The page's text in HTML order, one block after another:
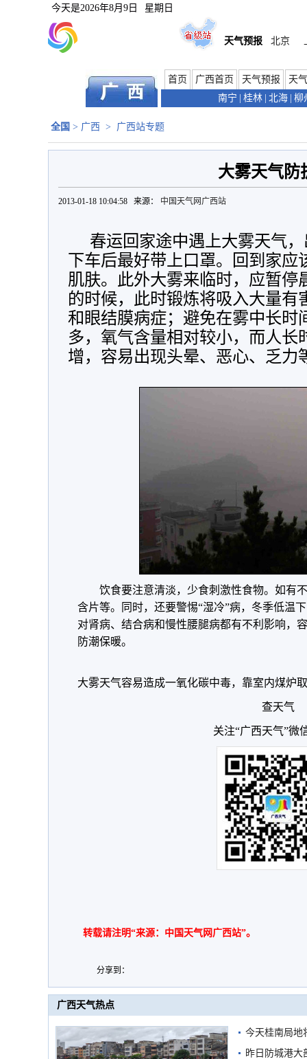
今天是2026年8月9日 星期日
天气预报 北京
首页 广西首页 天气预报
天
南宁
桂林 北海 柳
全国 > 广西 > 广西站专题
大雾天气防
2013-01-18 10:04:58 来源： 中国天气网广西站
春运回家途中遇上大雾天气
下车后最好带上口罩。回到家应
肌肤。此外大雾来临时，应暂停
的时候，此时锻炼将吸入大量有
和眼结膜病症；避免在雾中长时
多，氧气含量相对较小，而人长
增，容易出现头晕、恶心、乏力
饮食要注意清淡，少食刺激性食物。如有
含片等。同时，还要警惕“湿冷”病，冬季低温
对肾病、结合病和慢性腰腿病都有不利影响，
防潮保暖。
大雾天气容易造成一氧化碳中毒，靠室内煤炉
查天气
关注“广西天气”微
转载请注明“来源：中国天气网广西站”。
分享到：
广西天气热点
今天桂南局地
需继续防范
昨日防城港大